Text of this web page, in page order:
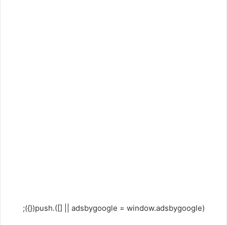
(adsbygoogle = window.adsbygoogle || []).push({});